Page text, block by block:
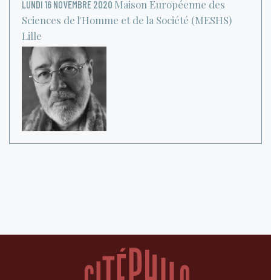
LUNDI 16 NOVEMBRE 2020 Maison Européenne des
Sciences de l'Homme et de la Société (MESHS)
Lille